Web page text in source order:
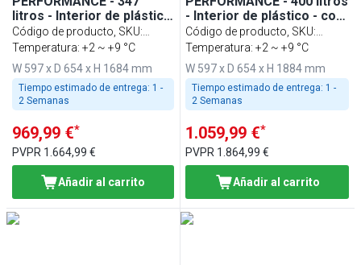
litros - Interior de plástico
- con 1 puerta de cristal -
BLANCO
Código de producto, SKU:
998414451
Temperatura: +2 ~ +9 °C
W 597 x D 654 x H 1684 mm
Tiempo estimado de entrega: 1 -
2 Semanas
969,99 €*
PVPR 1.664,99 €
Añadir al carrito
- Interior de plástico - con
1 puerta de cristal -
BLANCO
Código de producto, SKU:
998414051
Temperatura: +2 ~ +9 °C
W 597 x D 654 x H 1884 mm
Tiempo estimado de entrega: 1 -
2 Semanas
1.059,99 €*
PVPR 1.864,99 €
Añadir al carrito